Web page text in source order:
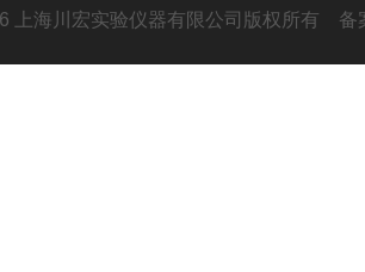
上海川宏实验仪器有限公司版权所有 备